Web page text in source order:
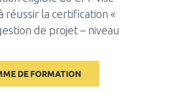
réussir la certification «
de projet – niveau
DE FORMATION